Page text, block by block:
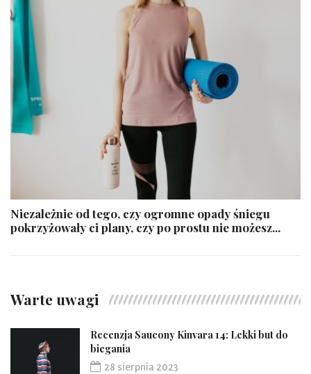
Niezależnie od tego, czy ogromne opady śniegu
pokrzyżowały ci plany, czy po prostu nie możesz...
Warte uwagi
Recenzja Saucony Kinvara 14: Lekki but do
biegania
28 sierpnia 2023